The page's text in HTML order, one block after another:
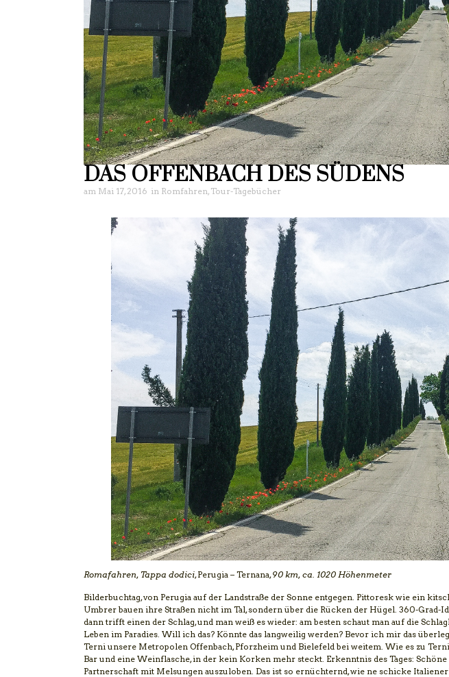
DAS OFFENBACH DES SÜDENS
am Mai 17, 2016 in Romfahren, Tour-Tagebücher
Romafahren, Tappa dodici, Perugia – Ternana,90 km, ca. 1020 Höhenmeter
Bilderbuchtag, von Perugia auf der Landstraße der Sonne entgegen. Pittoresk wie ein
Umbrer bauen ihre Straßen nicht im Tal, sondern über die Rücken der Hügel. 360-Grad-
dann trifft einen der Schlag, und man weiß es wieder: am besten schaut man auf die
Leben im Paradies. Will ich das? Könnte das langweilig werden? Bevor ich mir das
Terni unsere Metropolen Offenbach, Pforzheim und Bielefeld bei weitem. Wie es zu
Bar und eine Weinflasche, in der kein Korken mehr steckt. Erkenntnis des Tages:
Partnerschaft mit Melsungen auszuloben. Das ist so ernüchternd, wie ne schicke